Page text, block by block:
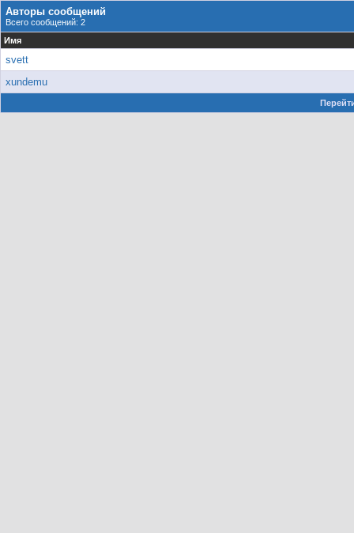
Авторы сообщений
Всего сообщений: 2
Имя
svett
xundemu